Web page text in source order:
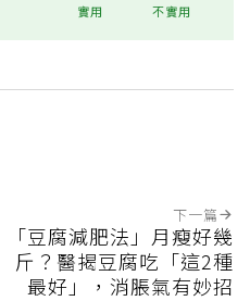
實用 不實用
下一篇
「豆腐減肥法」月瘦好幾
斤？醫揭豆腐吃「這2種
最好」，消脹氣有妙招